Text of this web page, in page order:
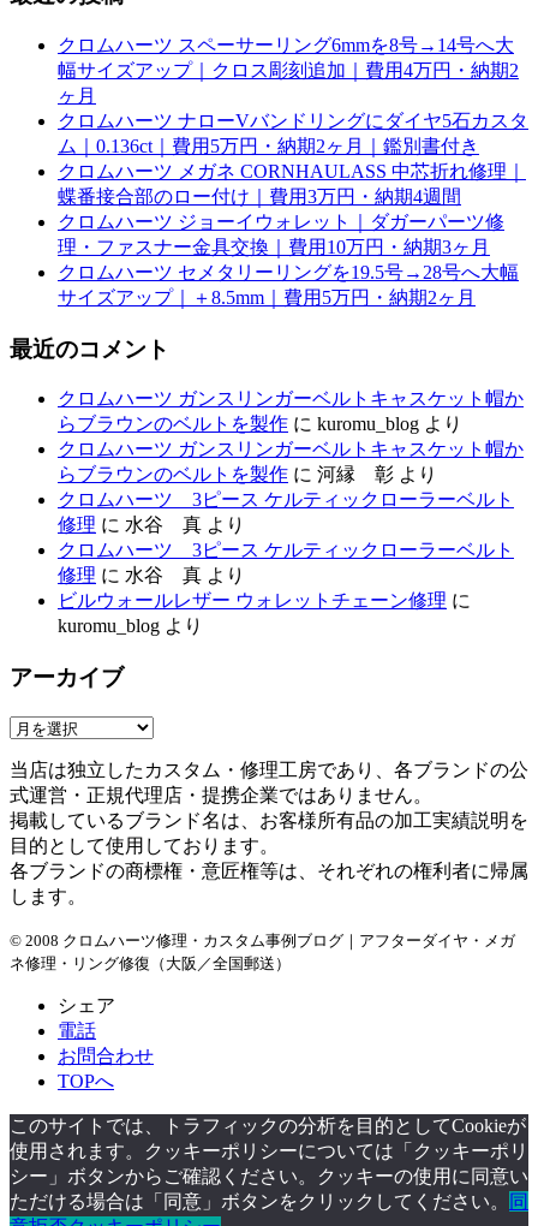
クロムハーツ スペーサーリング6mmを8号→14号へ大
幅サイズアップ｜クロス彫刻追加｜費用4万円・納期2
ヶ月
クロムハーツ ナローVバンドリングにダイヤ5石カスタ
ム｜0.136ct｜費用5万円・納期2ヶ月｜鑑別書付き
クロムハーツ メガネ CORNHAULASS 中芯折れ修理｜
蝶番接合部のロー付け｜費用3万円・納期4週間
クロムハーツ ジョーイウォレット｜ダガーパーツ修
理・ファスナー金具交換｜費用10万円・納期3ヶ月
クロムハーツ セメタリーリングを19.5号→28号へ大幅
サイズアップ｜＋8.5mm｜費用5万円・納期2ヶ月
最近のコメント
クロムハーツ ガンスリンガーベルトキャスケット帽か
らブラウンのベルトを製作 に kuromu_blog より
クロムハーツ ガンスリンガーベルトキャスケット帽か
らブラウンのベルトを製作 に 河縁 彰 より
クロムハーツ 3ピース ケルティックローラーベルト
修理 に 水谷 真 より
クロムハーツ 3ピース ケルティックローラーベルト
修理 に 水谷 真 より
ビルウォールレザー ウォレットチェーン修理 に
kuromu_blog より
アーカイブ
ア
カ
イ
ブ
当店は独立したカスタム・修理工房であり、各ブランドの公
式運営・正規代理店・提携企業ではありません。
掲載しているブランド名は、お客様所有品の加工実績説明を
目的として使用しております。
各ブランドの商標権・意匠権等は、それぞれの権利者に帰属
します。
© 2008 クロムハーツ修理・カスタム事例ブログ｜アフターダイヤ・メガ
ネ修理・リング修復（大阪／全国郵送）
シェア
電話
お問合わせ
TOPへ
このサイトでは、トラフィックの分析を目的としてCookieが
使用されます。クッキーポリシーについては「クッキーポリ
シー」ボタンからご確認ください。クッキーの使用に同意い
ただける場合は「同意」ボタンをクリックしてください。
同